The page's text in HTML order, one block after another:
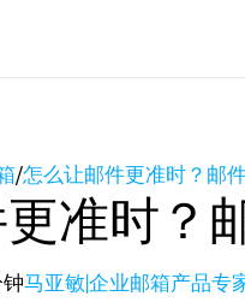
/怎么让邮件更准时？邮
准时？
马亚敏|企业邮箱产品专